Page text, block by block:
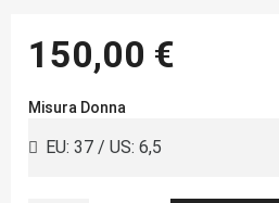
150,00 €
Misura Donna